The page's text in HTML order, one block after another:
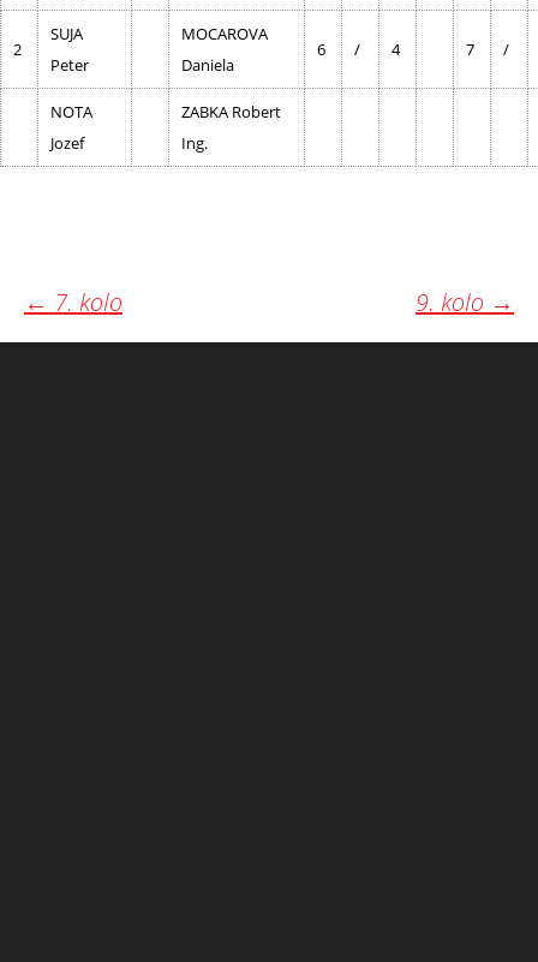
2
SUJA
Peter
MOCAROVA
Daniela
6 / 4 7 /
NOTA
Jozef
ZABKA Robert
Ing.
Post
← 7. kolo 9. kolo →